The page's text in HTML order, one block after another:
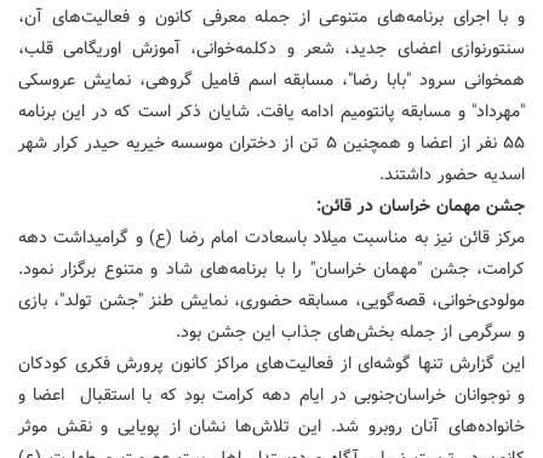
و با اجرای برنامه‌های متنوعی از جمله معرفی کانون و فعالیت‌های آن،
سنتورنوازی اعضای جدید، شعر و دکلمه‌خوانی، آموزش اوریگامی قلب،
همخوانی سرود "بابا رضا"، مسابقه اسم فامیل گروهی، نمایش عروسکی
"مهرداد" و مسابقه پانتومیم ادامه یافت. شایان ذکر است که در این برنامه
۵۵ نفر از اعضا و همچنین ۵ تن از دختران موسسه خیریه حیدر کرار شهر
اسدیه حضور داشتند.
جشن مهمان خراسان در قائن:
مرکز قائن نیز به مناسبت میلاد باسعادت امام رضا (ع) و گرامیداشت دهه
کرامت، جشن "مهمان خراسان" را با برنامه‌های شاد و متنوع برگزار نمود.
مولودی‌خوانی، قصه‌گویی، مسابقه حضوری، نمایش طنز "جشن تولد"، بازی
و سرگرمی از جمله بخش‌های جذاب این جشن بود.
این گزارش تنها گوشه‌ای از فعالیت‌های مراکز کانون پرورش فکری کودکان
و نوجوانان خراسان‌جنوبی در ایام دهه کرامت بود که با استقبال اعضا و
خانواده‌های آنان روبرو شد. این تلاش‌ها نشان از پویایی و نقش موثر